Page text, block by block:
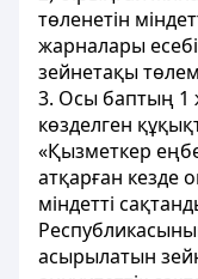
төленетін
жарналары
зейнетақы
3. Осы баптың 1
көзделген
«Қызметкер
атқарған кезде
міндетті
асырылатын